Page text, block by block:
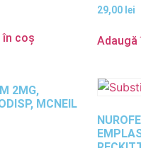
în coș
29,00 lei
Adaugă
2MG,
MCNEIL